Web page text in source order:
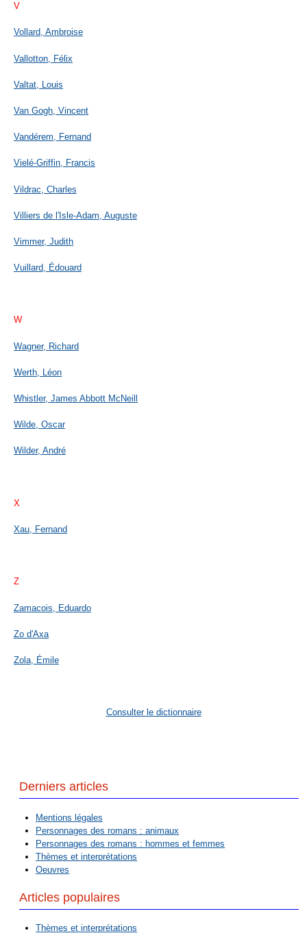
V
Vollard, Ambroise
Vallotton, Félix
Valtat, Louis
Van Gogh, Vincent
Vandérem, Fernand
Vielé-Griffin, Francis
Vildrac, Charles
Villiers de l'Isle-Adam, Auguste
Vimmer, Judith
Vuillard, Édouard
W
Wagner, Richard
Werth, Léon
Whistler, James Abbott McNeill
Wilde, Oscar
Wilder, André
X
Xau, Fernand
Z
Zamacois, Eduardo
Zo d'Axa
Zola, Émile
Consulter le dictionnaire
Derniers articles
Mentions légales
Personnages des romans : animaux
Personnages des romans : hommes et femmes
Thèmes et interprétations
Oeuvres
Articles populaires
Thèmes et interprétations